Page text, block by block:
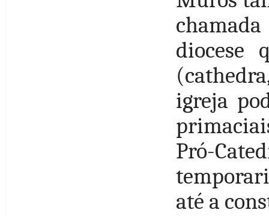
diocese
igreja
Pró-
até a